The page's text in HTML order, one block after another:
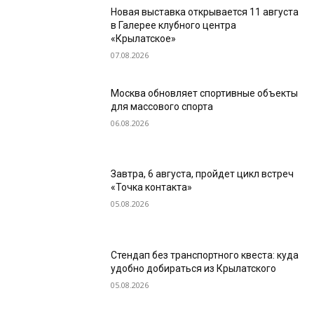
Новая выставка открывается 11 августа
в Галерее клубного центра
«Крылатское»
07.08.2026
Москва обновляет спортивные объекты
для массового спорта
06.08.2026
Завтра, 6 августа, пройдет цикл встреч
«Точка контакта»
05.08.2026
Стендап без транспортного квеста: куда
удобно добираться из Крылатского
05.08.2026